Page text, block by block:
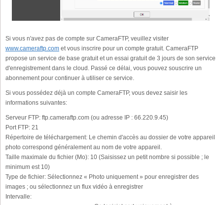
Si vous n'avez pas de compte sur CameraFTP, veuillez visiter
www.cameraftp.com et vous inscrire pour un compte gratuit. CameraFTP
propose un service de base gratuit et un essai gratuit de 3 jours de son service
d'enregistrement dans le cloud. Passé ce délai, vous pouvez souscrire un
abonnement pour continuer à utiliser ce service.
Si vous possédez déjà un compte CameraFTP, vous devez saisir les
informations suivantes:
Serveur FTP: ftp.cameraftp.com (ou adresse IP : 66.220.9.45)
Port FTP: 21
Répertoire de téléchargement: Le chemin d'accès au dossier de votre appareil
photo correspond généralement au nom de votre appareil.
Taille maximale du fichier (Mo): 10 (Saisissez un petit nombre si possible ; le
minimum est 10)
Type de fichier: Sélectionnez « Photo uniquement » pour enregistrer des
images ; ou sélectionnez un flux vidéo à enregistrer
Intervalle: